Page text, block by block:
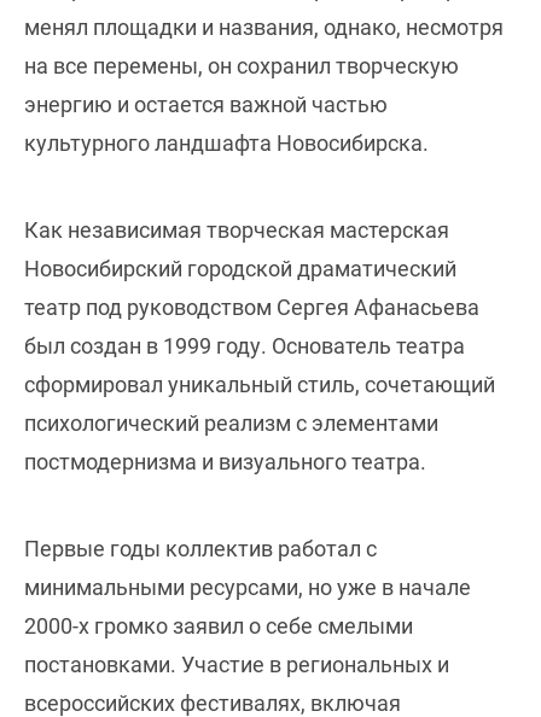
менял площадки и названия, однако, несмотря
на все перемены, он сохранил творческую
энергию и остается важной частью
культурного ландшафта Новосибирска.
Как независимая творческая мастерская
Новосибирский городской драматический
театр под руководством Сергея Афанасьева
был создан в 1999 году. Основатель театра
сформировал уникальный стиль, сочетающий
психологический реализм с элементами
постмодернизма и визуального театра.
Первые годы коллектив работал с
минимальными ресурсами, но уже в начале
2000-х громко заявил о себе смелыми
постановками. Участие в региональных и
всероссийских фестивалях, включая